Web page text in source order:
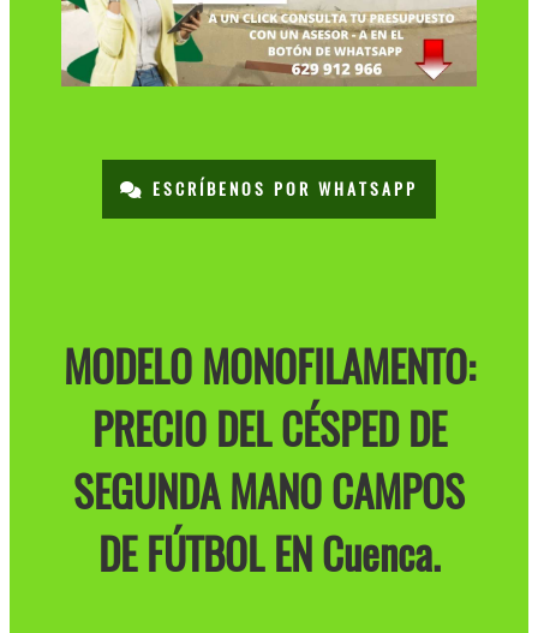
ESCRÍBENOS POR WHATSAPP
MODELO MONOFILAMENTO:
PRECIO DEL CÉSPED DE
SEGUNDA MANO CAMPOS
DE FÚTBOL EN Cuenca.